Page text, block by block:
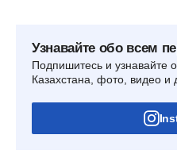
Узнавайте обо всем
Подпишитесь и узнавайте
Казахстана, фото, видео и